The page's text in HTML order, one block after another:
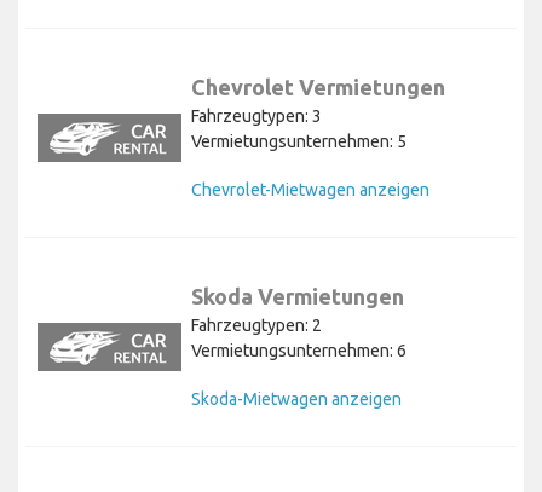
Chevrolet Vermietungen
Fahrzeugtypen: 3
Vermietungsunternehmen: 5
Chevrolet-Mietwagen anzeigen
Skoda Vermietungen
Fahrzeugtypen: 2
Vermietungsunternehmen: 6
Skoda-Mietwagen anzeigen